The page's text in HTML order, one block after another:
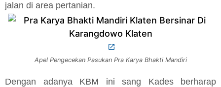
jalan di area pertanian.
Apel Pengecekan Pasukan Pra Karya Bhakti Mandiri
Dengan adanya KBM ini sang Kades berharap